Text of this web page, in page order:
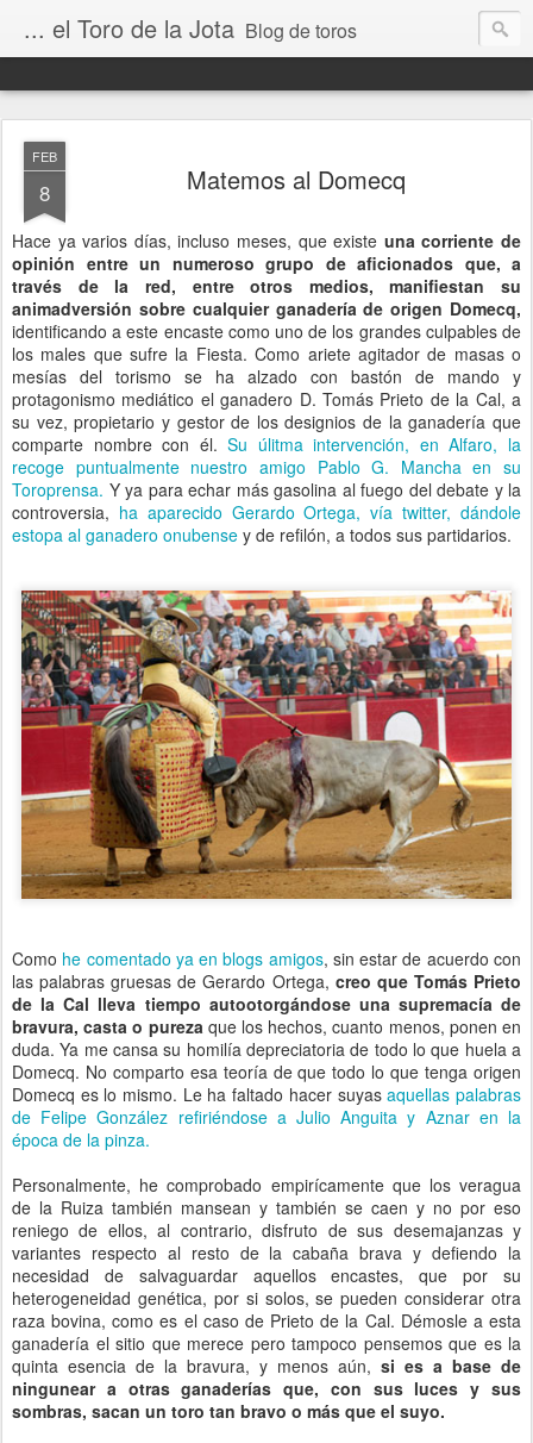
... el Toro de la Jota Blog de toros
FEB
8 Matemos al Domecq
Hace ya varios días, incluso meses, que existe una corriente de
opinión entre un numeroso grupo de aficionados que, a
través de la red, entre otros medios, manifiestan su
animadversión sobre cualquier ganadería de origen Domecq,
identificando a este encaste como uno de los grandes culpables de
los males que sufre la Fiesta. Como ariete agitador de masas o
mesías del torismo se ha alzado con bastón de mando y
protagonismo mediático el ganadero D. Tomás Prieto de la Cal, a
su vez, propietario y gestor de los designios de la ganadería que
comparte nombre con él.Su úlitma intervención, en Alfaro, la
recoge puntualmente nuestro amigo Pablo G. Mancha en su
Toroprensa. Y ya para echar más gasolina al fuego del debate y la
controversia, ha aparecido Gerardo Ortega, vía twitter, dándole
estopa al ganadero onubense y de refilón, a todos sus partidarios.
Como he comentado ya en blogs amigos, sin estar de acuerdo con
las palabras gruesas de Gerardo Ortega, creo que Tomás Prieto
de la Cal lleva tiempo autootorgándose una supremacía de
bravura, casta o pureza que los hechos, cuanto menos, ponen en
duda. Ya me cansa su homilía depreciatoria de todo lo que huela a
Domecq. No comparto esa teoría de que todo lo que tenga origen
Domecq es lo mismo. Le ha faltado hacer suyasaquellas palabras
de Felipe González refiriéndose a Julio Anguita y Aznar en la
época de la pinza.
Personalmente, he comprobado empirícamente que los veragua
de la Ruiza también mansean y también se caen y no por eso
reniego de ellos, al contrario, disfruto de sus desemajanzas y
variantes respecto al resto de la cabaña brava y defiendo la
necesidad de salvaguardar aquellos encastes, que por su
heterogeneidad genética, por si solos, se pueden considerar otra
raza bovina, como es el caso de Prieto de la Cal. Démosle a esta
ganadería el sitio que merece pero tampoco pensemos que es la
quinta esencia de la bravura, y menos aún, si es a base de
ningunear a otras ganaderías que, con sus luces y sus
sombras, sacan un toro tan bravo o más que el suyo.